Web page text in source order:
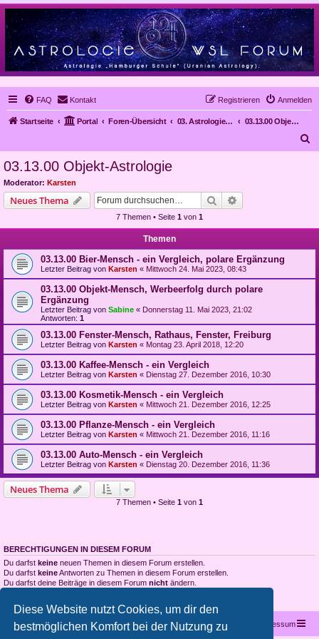
Diese Website nutzt Cookies, um dir den
bestmöglichen Komfort bei der Nutzung zu
FAQ Kontakt Anmelden
Registrieren
Startseite Portal Foren-Übersicht 03. Astrologie im Alltag, Mundanastrologie, Stundenastrologie, Objekt-Astrologie
03.13.00 Objekt-Astrologie
03.13.00 Objekt-Astrologie
Moderator: Karsten
Neues Thema Suche
7 Themen • Seite 1 von 1
Themen
03.13.00 Bier-Mensch - ein Vergleich, polare Ergänzung
Letzter Beitrag von Karsten « Mittwoch 24. Mai 2023, 08:43
03.13.00 Objekt-Mensch, Werbeerfolg durch polare
Ergänzung
Letzter Beitrag von Sabine « Donnerstag 11. Mai 2023, 21:02
Antworten: 1
03.13.00 Fenster-Mensch, Rathaus, Fenster, Freiburg
Letzter Beitrag von Karsten « Montag 23. April 2018, 12:20
03.13.00 Kaffee-Mensch - ein Vergleich
Letzter Beitrag von Karsten « Dienstag 27. Dezember 2016, 10:30
03.13.00 Kosmetik-Mensch - ein Vergleich
Letzter Beitrag von Karsten « Mittwoch 21. Dezember 2016, 12:25
03.13.00 Pflanze-Mensch - ein Vergleich
Letzter Beitrag von Karsten « Mittwoch 21. Dezember 2016, 11:16
03.13.00 Auto-Mensch - ein Vergleich
Letzter Beitrag von Karsten « Dienstag 20. Dezember 2016, 11:36
Neues Thema
7 Themen • Seite 1 von 1
BERECHTIGUNGEN IN DIESEM FORUM
Du darfst keine neuen Themen in diesem Forum erstellen.
Du darfst keineAntworten zu Themen in diesem Forum erstellen.
Du darfst deine Beiträge in diesem Forum nicht ändern.
Startseite Portal Foren-Übersicht Impressum
Kontakt